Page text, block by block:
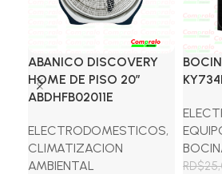
ABANICO DISCOVERY
HOME DE PISO 20″
ABDHFB02011E
ELECTRODOMESTICOS,
CLIMATIZACION
AMBIENTAL
RD$